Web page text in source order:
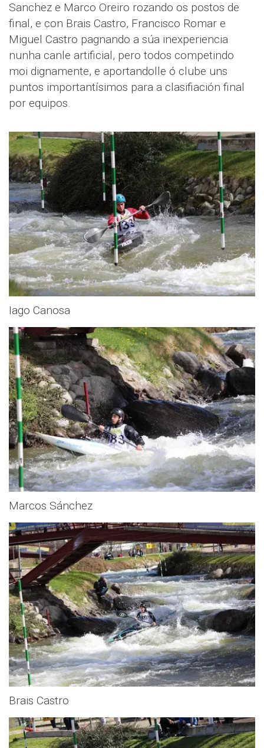
Sanchez e Marco Oreiro rozando os postos de
final, e con Brais Castro, Francisco Romar e
Miguel Castro pagnando a súa inexperiencia
nunha canle artificial, pero todos competindo
moi dignamente, e aportandolle ó clube uns
puntos importantísimos para a clasifiación final
por equipos.
Iago Canosa
Marcos Sánchez
Brais Castro